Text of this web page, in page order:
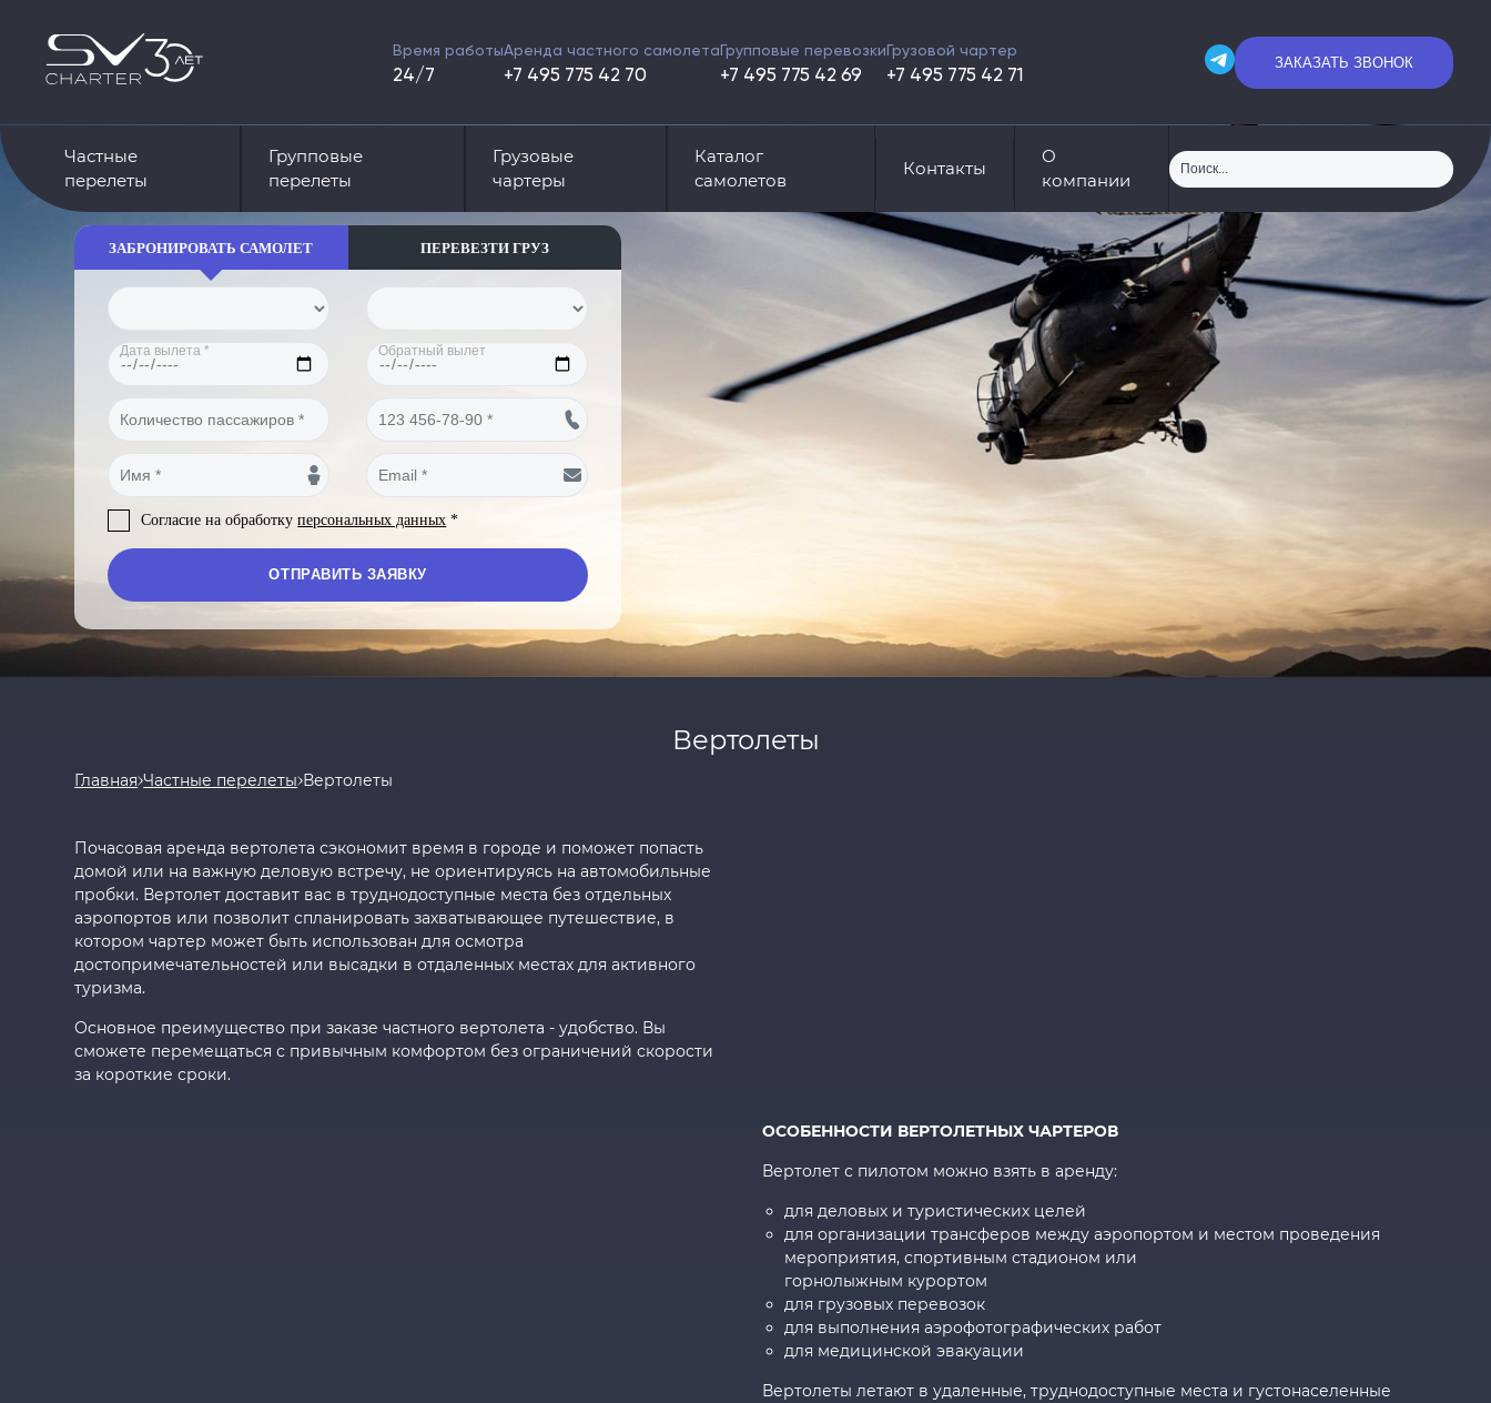
Время работы
24/7
Аренда частного самолета
+7 495 775 42 70
Групповые перевозки
+7 495 775 42 69
Грузовой чартер
+7 495 775 42 71
ЗАКАЗАТЬ ЗВОНОК
Частные
перелеты
Групповые
перелеты
Грузовые
чартеры
Каталог
самолетов
Контакты
О
компании
ЗАБРОНИРОВАТЬ САМОЛЕТ ПЕРЕВЕЗТИ ГРУЗ
Согласие на обработкуперсональных данных *
Вертолеты
Главная Частные перелеты Вертолеты
Почасовая аренда вертолета сэкономит время в городе и поможет попасть
домой или на важную деловую встречу, не ориентируясь на автомобильные
пробки. Вертолет доставит вас в труднодоступные места без отдельных
аэропортов или позволит спланировать захватывающее путешествие, в
котором чартер может быть использован для осмотра
достопримечательностей или высадки в отдаленных местах для активного
туризма.
Основное преимущество при заказе частного вертолета - удобство. Вы
сможете перемещаться с привычным комфортом без ограничений скорости
за короткие сроки.
ОСОБЕННОСТИ ВЕРТОЛЕТНЫХ ЧАРТЕРОВ
Вертолет с пилотом можно взять в аренду:
для деловых и туристических целей
для организации трансферов между аэропортом и местом проведения
мероприятия, спортивным стадионом или
горнолыжным курортом
для грузовых перевозок
для выполнения аэрофотографических работ
для медицинской эвакуации
Вертолеты летают в удаленные, труднодоступные места и густонаселенные